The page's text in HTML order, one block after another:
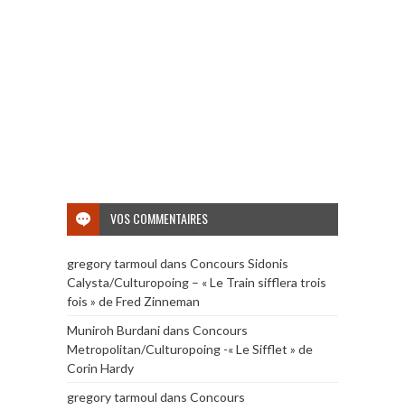
VOS COMMENTAIRES
gregory tarmoul dans Concours Sidonis
Calysta/Culturopoing – « Le Train sifflera trois
fois » de Fred Zinneman
Muniroh Burdanidans Concours
Metropolitan/Culturopoing -« Le Sifflet » de
Corin Hardy
gregory tarmoul dans Concours